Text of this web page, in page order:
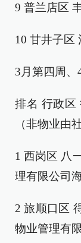
9 普兰店区
10 甘井子区
3月第四周
排名 行政区
（非物业由
1 西岗区 八
理有限公司
2 旅顺口区
物业管理有